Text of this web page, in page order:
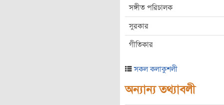
সঙ্গীত পরিচালক
সুরকার
গীতিকার
সকল কলাকুশলী
অন্যান্য তথ্যাবলী